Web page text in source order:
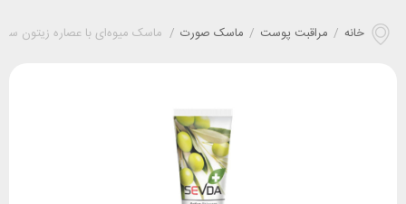
خانه / مراقبت پوست / ماسک صورت / ماسک‌ میوه‌ای با عصاره زیتون